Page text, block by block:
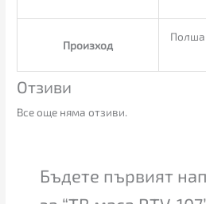
Произход
Полша
Отзиви
Все още няма отзиви.
Бъдете първият